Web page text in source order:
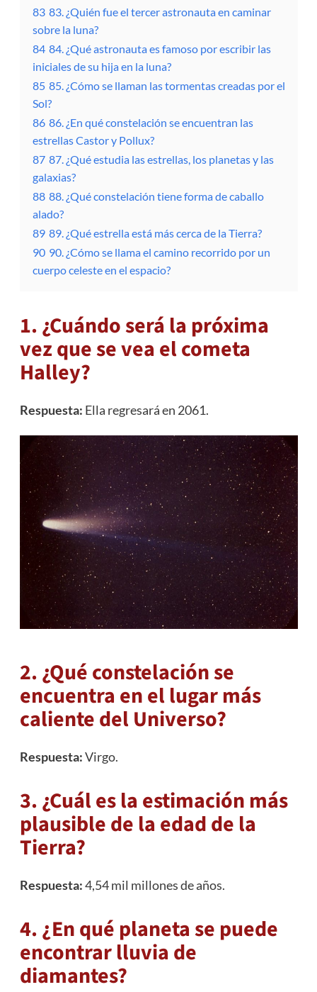
83 83. ¿Quién fue el tercer astronauta en caminar
sobre la luna?
84 84. ¿Qué astronauta es famoso por escribir las
iniciales de su hija en la luna?
85 85. ¿Cómo se llaman las tormentas creadas por el
Sol?
86 86. ¿En qué constelación se encuentran las
estrellas Castor y Pollux?
87 87. ¿Qué estudia las estrellas, los planetas y las
galaxias?
88 88. ¿Qué constelación tiene forma de caballo
alado?
89 89. ¿Qué estrella está más cerca de la Tierra?
90 90. ¿Cómo se llama el camino recorrido por un
cuerpo celeste en el espacio?
1. ¿Cuándo será la próxima
vez que se vea el cometa
Halley?
Respuesta: Ella regresará en 2061.
2. ¿Qué constelación se
encuentra en el lugar más
caliente del Universo?
Respuesta:Virgo.
3. ¿Cuál es la estimación más
plausible de la edad de la
Tierra?
Respuesta:4,54 mil millones de años.
4. ¿En qué planeta se puede
encontrar lluvia de
diamantes?